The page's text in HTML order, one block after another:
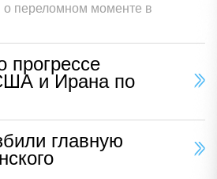
переломном моменте в
прогрессе
и Ирана по
главную